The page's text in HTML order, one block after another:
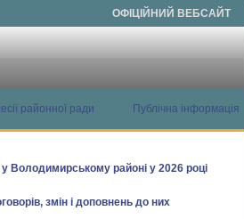
ОФІЦІЙНИЙ ВЕБСАЙТ
районної ради Публічна інформація
у Володимирському районі у 2026 році
змін і доповнень до них